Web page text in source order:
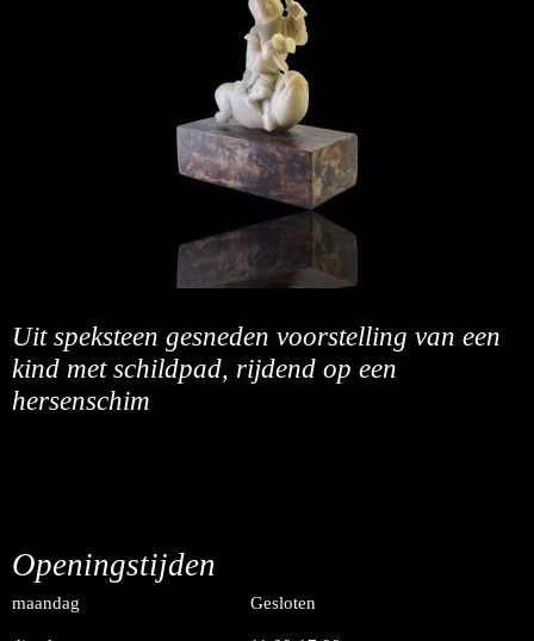
Uit speksteen gesneden voorstelling van een
kind met schildpad, rijdend op een
hersenschim
Openingstijden
maandag Gesloten